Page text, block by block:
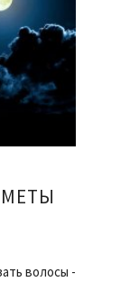
волосы -